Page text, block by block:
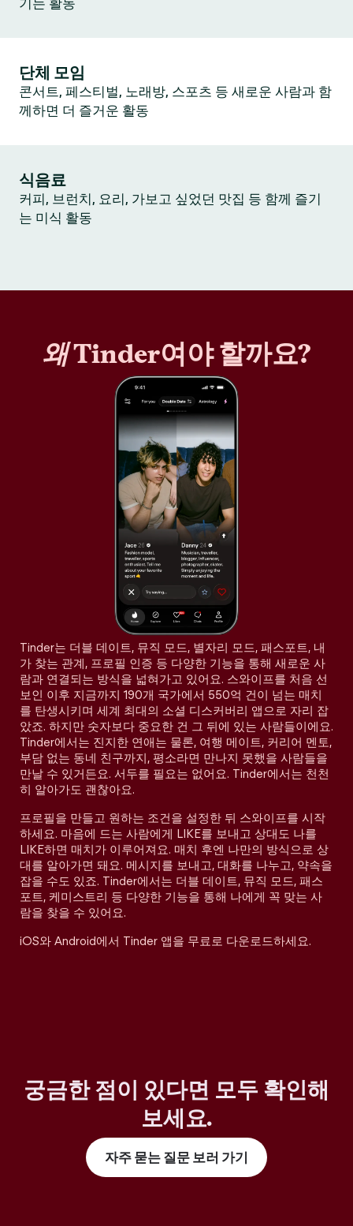
기는 활동
단체 모임
콘서트, 페스티벌, 노래방, 스포츠 등 새로운 사람과 함
께하면 더 즐거운 활동
식음료
커피, 브런치, 요리, 가보고 싶었던 맛집 등 함께 즐기
는 미식 활동
왜Tinder여야 할까요?
Tinder는 더블 데이트, 뮤직 모드, 별자리 모드, 패스포트, 내
가 찾는 관계, 프로필 인증 등 다양한 기능을 통해 새로운 사
람과 연결되는 방식을 넓혀가고 있어요. 스와이프를 처음 선
보인 이후 지금까지 190개 국가에서 550억 건이 넘는 매치
를 탄생시키며 세계 최대의 소셜 디스커버리 앱으로 자리 잡
았죠. 하지만 숫자보다 중요한 건 그 뒤에 있는 사람들이에요.
Tinder에서는 진지한 연애는 물론, 여행 메이트, 커리어 멘토,
부담 없는 동네 친구까지, 평소라면 만나지 못했을 사람들을
만날 수 있거든요. 서두를 필요는 없어요. Tinder에서는 천천
히 알아가도 괜찮아요.
프로필을 만들고 원하는 조건을 설정한 뒤 스와이프를 시작
하세요. 마음에 드는 사람에게 LIKE를 보내고 상대도 나를
LIKE하면 매치가 이루어져요. 매치 후엔 나만의 방식으로 상
대를 알아가면 돼요. 메시지를 보내고, 대화를 나누고, 약속을
잡을 수도 있죠. Tinder에서는 더블 데이트, 뮤직 모드, 패스
포트, 케미스트리 등 다양한 기능을 통해 나에게 꼭 맞는 사
람을 찾을 수 있어요.
iOS와 Android에서 Tinder 앱을 무료로 다운로드하세요.
궁금한 점이 있다면 모두 확인해
보세요.
자주 묻는 질문 보러 가기